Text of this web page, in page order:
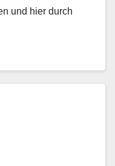
und hier durch